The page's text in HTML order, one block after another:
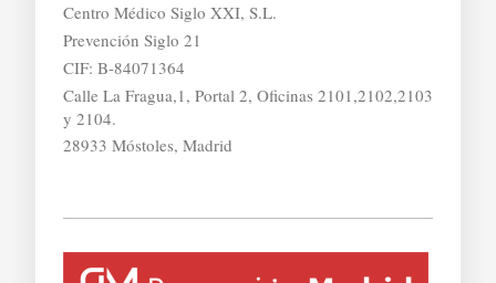
Centro Médico Siglo XXI, S.L.
Prevención Siglo 21
CIF: B-84071364
Calle La Fragua,1, Portal 2, Oficinas 2101,2102,2103
y 2104.
28933 Móstoles, Madrid